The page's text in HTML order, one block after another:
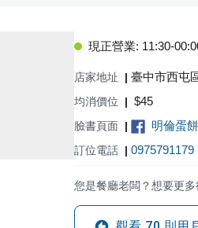
現正營業: 11:30-
店家地址 | 臺中市西屯
均消價位 | $45
臉書頁面 | 明倫蛋餅
訂位電話 | 0975791179
您是餐廳老闆？想要更